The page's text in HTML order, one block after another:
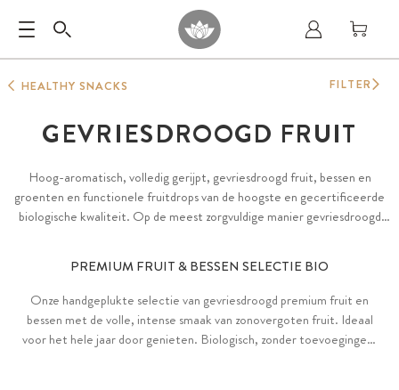
HEALTHY SNACKS
GEVRIESDROOGD FRUIT
Hoog-aromatisch, volledig gerijpt, gevriesdroogd fruit, bessen en
groenten en functionele fruitdrops van de hoogste en gecertificeerde
biologische kwaliteit. Op de meest zorgvuldige manier gevriesdroogd
vruchten. Zonder toevoegingen, conserveermiddelen en toegevoegde
suiker.
PREMIUM FRUIT & BESSEN SELECTIE BIO
Onze handgeplukte selectie van gevriesdroogd premium fruit en
bessen met de volle, intense smaak van zonovergoten fruit. Ideaal
voor het hele jaar door genieten. Biologisch, zonder toevoegingen,
FILTER